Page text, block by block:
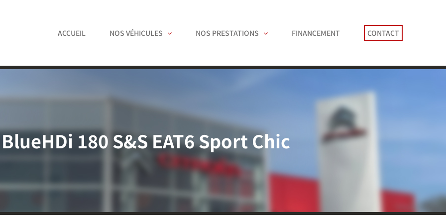
ACCUEIL NOS VÉHICULES NOS PRESTATIONS FINANCEMENT CONTACT
BlueHDi 180 S&S EAT6 Sport Chic